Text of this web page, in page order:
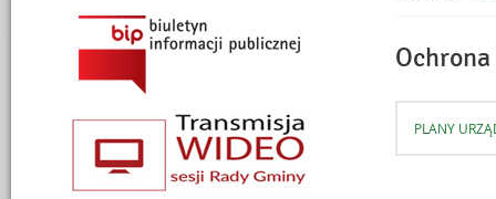
Menu dodatkowe
PLANY